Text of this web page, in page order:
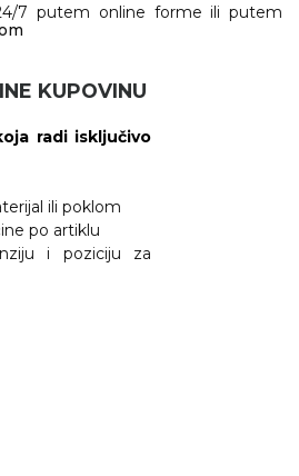
7 putem online forme ili putem
KUPOVINU
radi isključivo
ili poklom
po artiklu
i poziciju za